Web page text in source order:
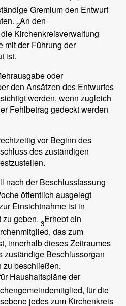
Gremium den Entwurf
2An den
Kirchenkreisverwaltung
mit der Führung der
ist.
oder
den Ansätzen des Entwurfes
werden, wenn zugleich
Fehlbetrag gedeckt werden
vor Beginn des
des zuständigen
nach der Beschlussfassung
öffentlich ausgelegt
Einsichtnahme ist in
geben. 3Erhebt ein
das zum
innerhalb dieses Zeitraumes
zuständige Beschlussorgan
zu beschließen.
Haushaltspläne der
für die
jedes zum Kirchenkreis